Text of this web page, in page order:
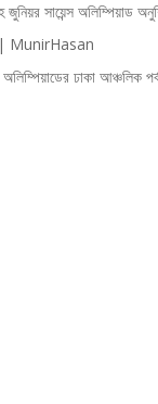
জুনিয়র সায়েন্স অলিম্পিয়াড
| MunirHasan
অলিম্পিয়াডের ঢাকা আঞ্চলিক